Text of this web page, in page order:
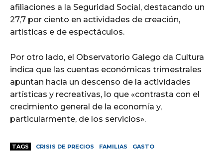
afiliaciones a la Seguridad Social, destacando un
27,7 por ciento en actividades de creación,
artísticas e de espectáculos.
Por otro lado, el Observatorio Galego da Cultura
indica que las cuentas económicas trimestrales
apuntan hacia un descenso de la actividades
artísticas y recreativas, lo que «contrasta con el
crecimiento general de la economía y,
particularmente, de los servicios».
TAGS CRISIS DE PRECIOS FAMILIAS GASTO